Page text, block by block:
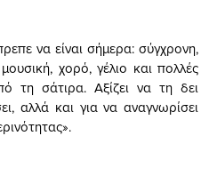
να είναι σήμερα: σύγχρονη,
χορό, γέλιο και πολλές
τη σάτιρα. Αξίζει να τη δει
αλλά και για να αναγνωρίσει